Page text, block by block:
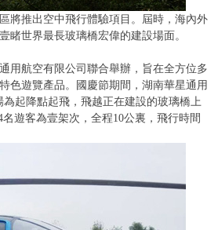
將推出空中飛行體驗項目。屆時，海內外
睹世界最長玻璃橋宏偉的建設場面。
用航空有限公司聯合舉辦，旨在全方位多
色遊覽產品。國慶節期間，湖南華星通用
起降點起飛，飛越正在建設的玻璃橋上
遊客為壹架次，全程10公裏，飛行時間